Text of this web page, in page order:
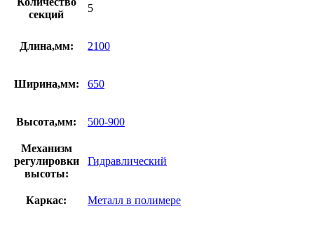
секций
5
Длина,мм: 2100
Ширина,мм: 650
Высота,мм: 500-900
Механизм
регулировки
высоты:
Гидравлический
Каркас: Металл в полимере